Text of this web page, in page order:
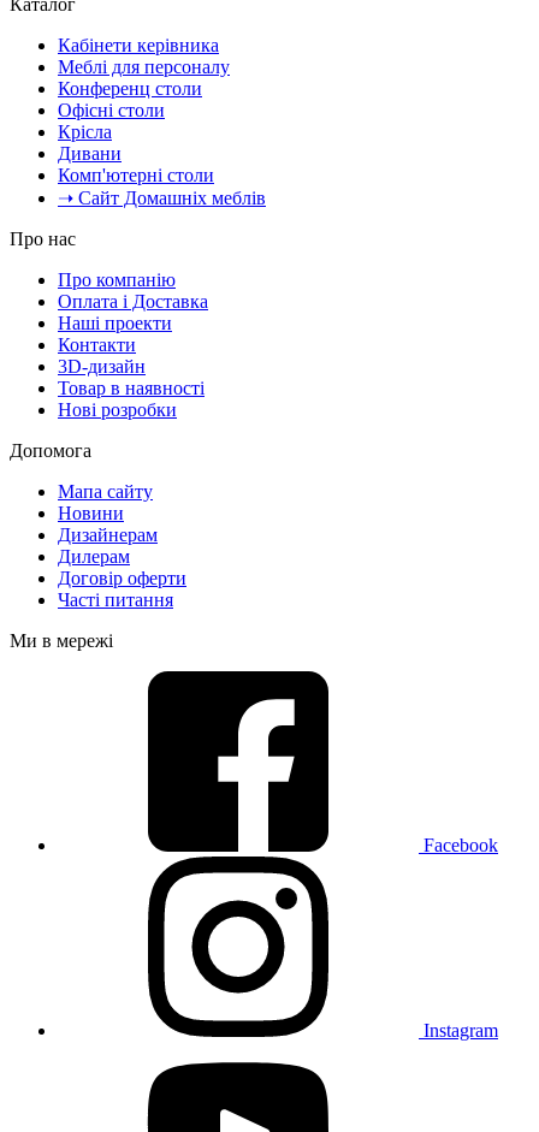
Кабінети керівника
Меблі для персоналу
Конференц столи
Офісні столи
Крісла
Дивани
Комп'ютерні столи
➝ Сайт Домашніх меблів
Про нас
Про компанію
Оплата і Доставка
Наші проекти
Контакти
3D-дизайн
Товар в наявності
Нові розробки
Допомога
Мапа сайту
Новини
Дизайнерам
Дилерам
Договір оферти
Часті питання
Ми в мережі
Facebook
Instagram